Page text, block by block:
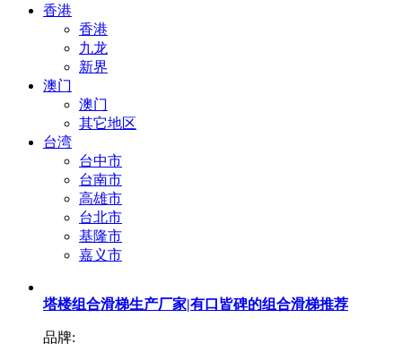
香港
香港
九龙
新界
澳门
澳门
其它地区
台湾
台中市
台南市
高雄市
台北市
基隆市
嘉义市
塔楼组合滑梯生产厂家|有口皆碑的组合滑梯推荐
品牌: